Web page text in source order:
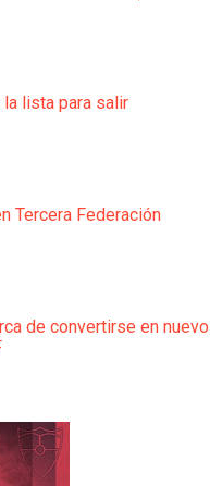
lista para salir
Tercera Federación
de convertirse en nuevo